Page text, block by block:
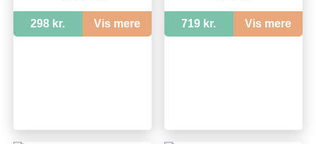
298 kr. Vis mere 719 kr. Vis mere